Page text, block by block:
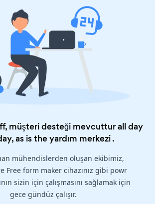
müşteri desteği mevcuttur all day
as is theyardım merkezi.
mühendislerden oluşan ekibimiz,
Free form maker cihazınız gibi powr
sizin için çalışmasını sağlamak için
gece gündüz çalışır.